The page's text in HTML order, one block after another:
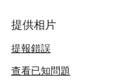
提供相片
提報錯誤
查看已知問題